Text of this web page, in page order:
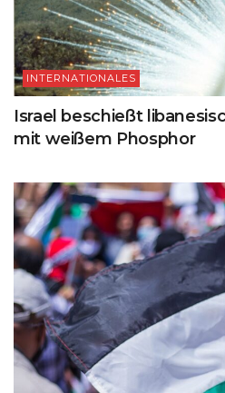
INTERNATIONALES
Israel beschießt
mit weißem Phosphor